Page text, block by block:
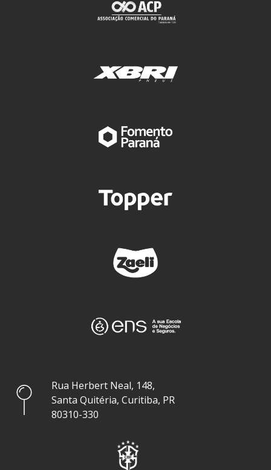
Rua Herbert Neal, 148,
Santa Quitéria, Curitiba, PR
80310-330